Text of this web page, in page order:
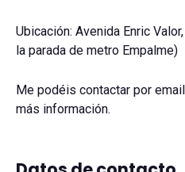
Ubicación: Avenida Enric
la parada de metro Empalme)
Me podéis contactar por
más información.